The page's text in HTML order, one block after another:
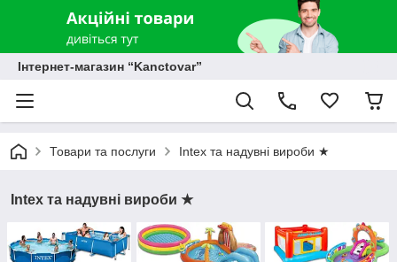
Інтернет-магазин “Kanctovar”
Товари та послуги Intex та надувні вироби ★
Intex та надувні вироби ★